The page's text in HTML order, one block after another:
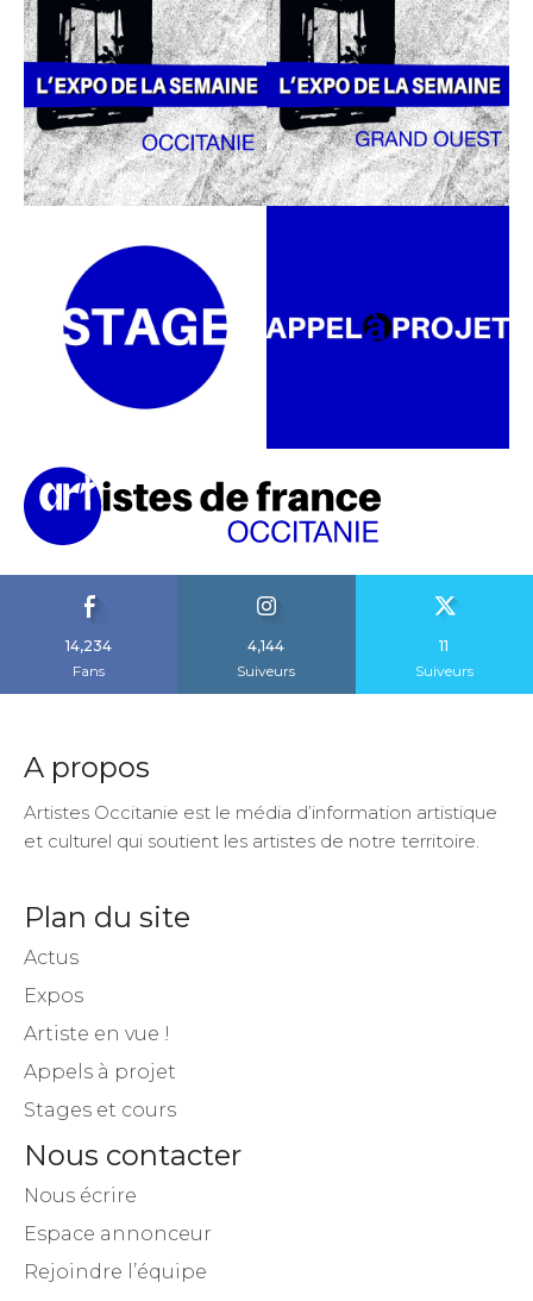
14,234
Fans
4,144
Suiveurs
11
Suiveurs
A propos
Artistes Occitanie est le média d’information artistique
et culturel qui soutient les artistes de notre territoire.
Plan du site
Actus
Expos
Artiste en vue !
Appels à projet
Stages et cours
Nous contacter
Nous écrire
Espace annonceur
Rejoindre l’équipe